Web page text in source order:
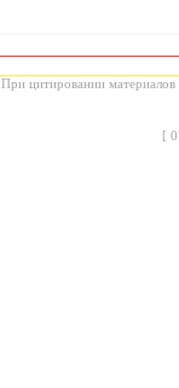
При цитировании материалов
[